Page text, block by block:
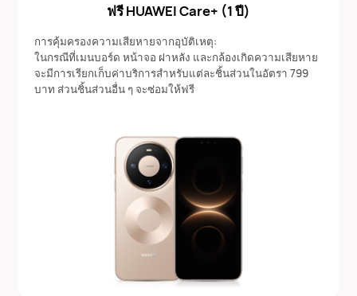
ฟรี HUAWEI Care+ (1 ปี)
การคุ้มครองความเสียหายจากอุบัติเหตุ:
ในกรณีที่เมนบอร์ด หน้าจอ ฝาหลัง และกล้องเกิดความเสียหาย
จะมีการเรียกเก็บค่าบริการสำหรับแต่ละชิ้นส่วนในอัตรา 799
บาท ส่วนชิ้นส่วนอื่น ๆ จะซ่อมให้ฟรี